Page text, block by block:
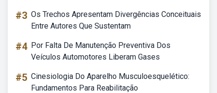
#3 Os Trechos Apresentam Divergências Conceituais
Entre Autores Que Sustentam
#4 Por Falta De Manutenção Preventiva Dos
Veículos Automotores Liberam Gases
#5 Cinesiologia Do Aparelho Musculoesquelético:
Fundamentos Para Reabilitação